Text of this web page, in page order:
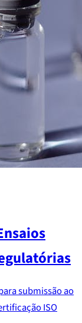
submissão ao
ISO